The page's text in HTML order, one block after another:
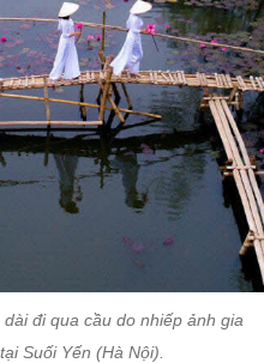
đi qua cầu do nhiếp ảnh gia
Suối Yến (Hà Nội).